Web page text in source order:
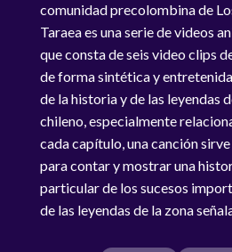
comunidad precolombina de
Taraea es una serie de videos
que consta de seis video clips
de forma sintética y
de la historia y de las leyendas
chileno, especialmente
cada capítulo, una canción
para contar y mostrar una
particular de los sucesos
de las leyendas de la zona